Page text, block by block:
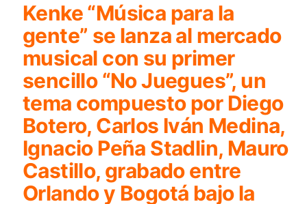
Kenke “Música para la
gente” se lanza al mercado
musical con su primer
sencillo “No Juegues”, un
tema compuesto por Diego
Botero, Carlos Iván Medina,
Ignacio Peña Stadlin, Mauro
Castillo, grabado entre
Orlando y Bogotá bajo la